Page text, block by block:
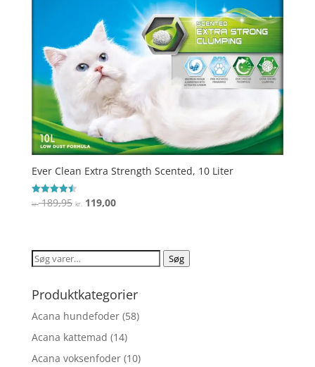
Ever Clean Extra Strength Scented, 10 Liter
Vurderet
4.5
kr.189,95 Den
var:
kr. 189,95.
kr.119,00Den
er:
kr. 119,00.
Søg
Søg
Produktkategorier
Acana hundefoder (58)
Acana kattemad (14)
Acana voksenfoder (10)